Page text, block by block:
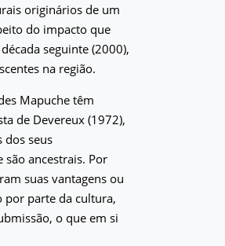
originários de um
do impacto que
seguinte (2000),
na região.
Mapuche têm
de Devereux (1972),
dos seus
ancestrais. Por
suas vantagens ou
por parte da cultura,
o que em si